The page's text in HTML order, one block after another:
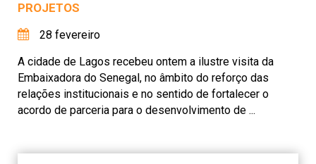
PROJETOS
28 fevereiro
A cidade de Lagos recebeu ontem a ilustre visita da
Embaixadora do Senegal, no âmbito do reforço das
relações institucionais e no sentido de fortalecer o
acordo de parceria para o desenvolvimento de ...